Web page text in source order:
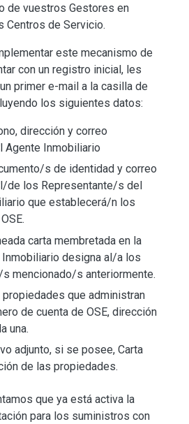
de vuestros Gestores en
Centros de Servicio.
este mecanismo de
con un registro inicial, les
primer e-mail a la casilla de
los siguientes datos:
dirección y correo
Agente Inmobiliario
s de identidad y correo
de los Representante/s del
que establecerá/n los
carta membretada en la
designa al/a los
mencionado/s anteriormente.
que administran
de cuenta de OSE, dirección
una.
adjunto, si se posee, Carta
de las propiedades.
que ya está activa la
para los suministros con